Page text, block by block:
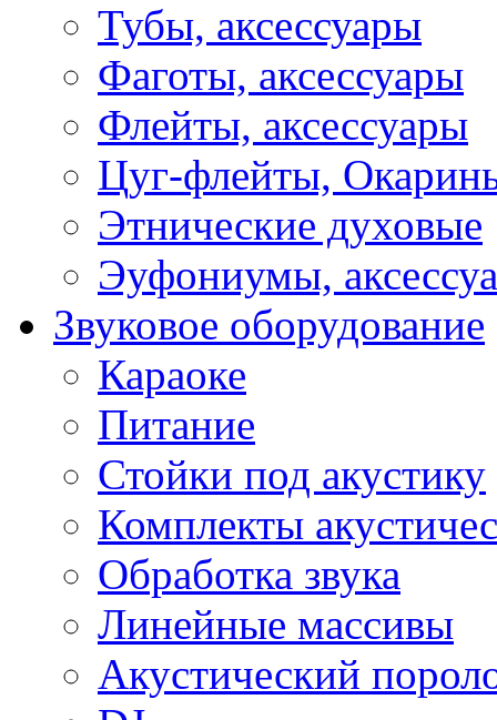
Тубы, аксессуары
Фаготы, аксессуары
Флейты, аксессуары
Цуг-флейты,
Этнические духовые
Эуфониумы,
Звуковое оборудование
Караоке
Питание
Стойки под акустику
Комплекты
Обработка звука
Линейные массивы
Акустический